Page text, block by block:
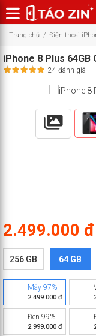
Trang chủ / Điện thoại
iPhone 8 Plus 64GB
24 đánh giá
2.499.000 đ
256 GB 64 GB
Máy 97%
2.499.000 đ
Đen 99%
2.999.000 đ